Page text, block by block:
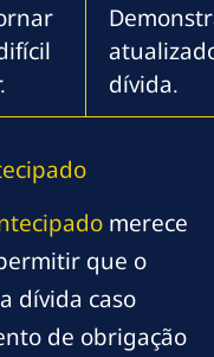
dívida.
merece
que o
dívida caso
de obrigação